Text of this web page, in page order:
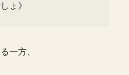
ょ》
一方、